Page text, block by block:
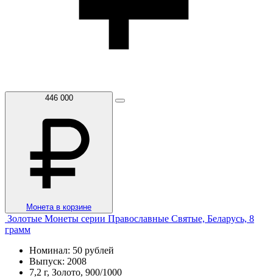
446 000
Монета в корзине
Золотые Монеты серии Православные Святые, Беларусь, 8
грамм
Номинал: 50 рублей
Выпуск: 2008
7,2 г, Золото, 900/1000